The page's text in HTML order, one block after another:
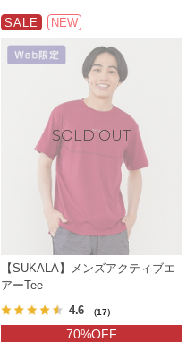
SALE NEW
【SUKALA】メンズアクティブエ
アーTee
4.6 （17）
70%OFF